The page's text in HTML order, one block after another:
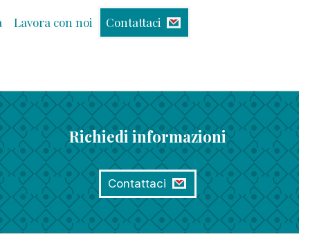
Lavora con noi Contattaci
Richiedi informazioni
Contattaci